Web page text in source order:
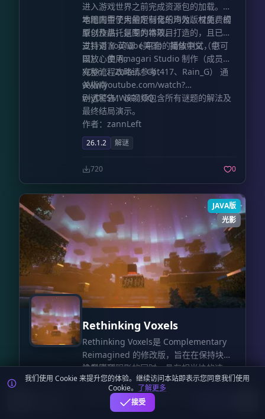
进入游戏世界之前完成资源包的加载。该
地图内置了大量定制化的声效、材质、模
型以及烘托氛围的特效。
本地图中使用的所有音乐均为版权免费的
原创作品，是专为本项目打造的，且已通
过针对 YouTube 平台的播放测试，您可
以放心使用。
支持语言 英语（美国） 简体中文（中
国）：由 Amagari Studio 制作（成员：
XDon_、Zuiter、Cat417、Rain_G） 通
关指南
完整流程攻略请参考：
www.youtube.com/watch?
v=yDCSMWvD1GQ
剧透警告：该视频包含所有谜题的解法及
最终结局演示。
作者：zannLeft
26.1.2 解谜
720 0
JAVA版
光影
Rethinking Voxels
Rethinking Voxels是 Complementary
Reimagined 的修改版，旨在在保持块光
投射锐利阴影的同时，具有相当快的速
度。
注意事项
光照系统并不完美。偶尔的突然亮度变化
是它工作方式的副作用，不能完全消除，
除非牺牲性能或移除光源的锐利阴影。要
这个着色器是在 Iris 上开发的，使用
麦块迷APP - 在这里总会找到你喜欢的MC基
我们使用 Cookie 来提升您的体验。继续访问本站即表示您同意我们使用
Cookie。 了解更多
接受